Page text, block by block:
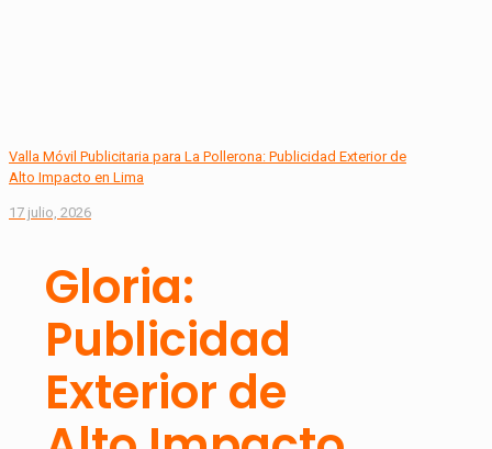
Valla Móvil Publicitaria para La Pollerona: Publicidad Exterior de
Alto Impacto en Lima
17 julio, 2026
Gloria:
Publicidad
Exterior de